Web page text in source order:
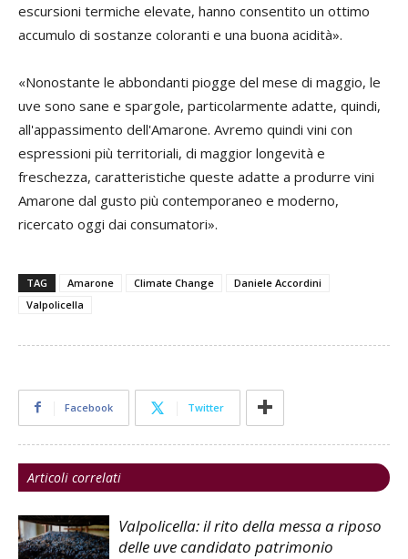
escursioni termiche elevate, hanno consentito un ottimo
accumulo di sostanze coloranti e una buona acidità».
«Nonostante le abbondanti piogge del mese di maggio, le
uve sono sane e spargole, particolarmente adatte, quindi,
all'appassimento dell'Amarone. Avremo quindi vini con
espressioni più territoriali, di maggior longevità e
freschezza, caratteristiche queste adatte a produrre vini
Amarone dal gusto più contemporaneo e moderno,
ricercato oggi dai consumatori».
TAG Amarone Climate Change
Daniele Accordini
Valpolicella
Facebook Twitter
Articoli correlati
Valpolicella: il rito della messa a riposo
delle uve candidato patrimonio